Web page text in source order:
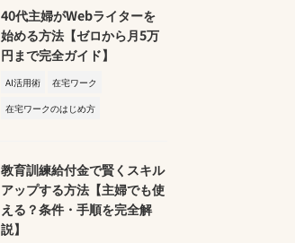
40代主婦がWebライターを
始める方法【ゼロから月5万
円まで完全ガイド】
AI活用術
在宅ワーク
在宅ワークのはじめ方
教育訓練給付金で賢くスキル
アップする方法【主婦でも使
える？条件・手順を完全解
説】